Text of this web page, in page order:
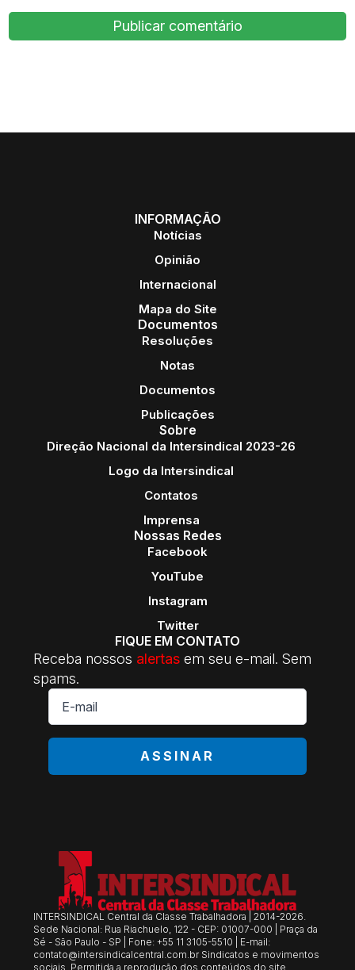
INFORMAÇÃO
Notícias
Opinião
Internacional
Mapa do Site
Documentos
Resoluções
Notas
Documentos
Publicações
Sobre
Direção Nacional da Intersindical 2023-26
Logo da Intersindical
Contatos
Imprensa
Nossas Redes
Facebook
YouTube
Instagram
Twitter
FIQUE EM CONTATO
Receba nossos alertas em seu e-mail. Sem
spams.
E-
mail
*
ASSINAR
INTERSINDICAL Central da Classe Trabalhadora | 2014-2026.
Sede Nacional: Rua Riachuelo, 122 - CEP: 01007-000 | Praça da
Sé - São Paulo - SP | Fone: +55 11 3105-5510 | E-mail:
contato@intersindicalcentral.com.br Sindicatos e movimentos
sociais. Permitida a reprodução dos conteúdos do site,